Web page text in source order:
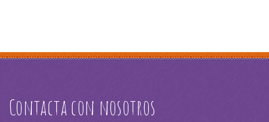
Contacta con nosotros